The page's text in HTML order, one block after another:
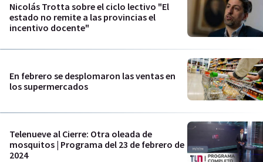
Nicolás Trotta sobre el ciclo lectivo "El
estado no remite a las provincias el
incentivo docente"
En febrero se desplomaron las ventas en
los supermercados
Telenueve al Cierre: Otra oleada de
mosquitos | Programa del 23 de febrero de
2024